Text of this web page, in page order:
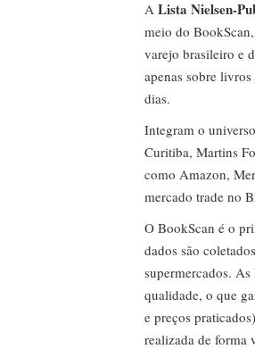
A Lista Nielsen-
meio do
varejo brasileiro e
apenas sobre
dias.
Integram o
Curitiba, Martins
como Amazon,
mercado trade no
O BookScan é o
dados são
supermercados.
qualidade, o que
e preços
realizada de forma